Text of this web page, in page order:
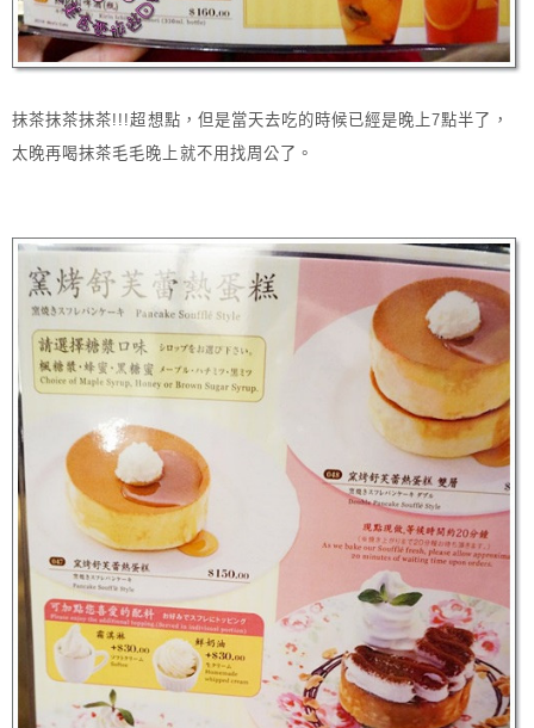
抹茶抹茶抹茶!!!超想點，但是當天去吃的時候已經是晚上7點半了，
太晚再喝抹茶毛毛晚上就不用找周公了。